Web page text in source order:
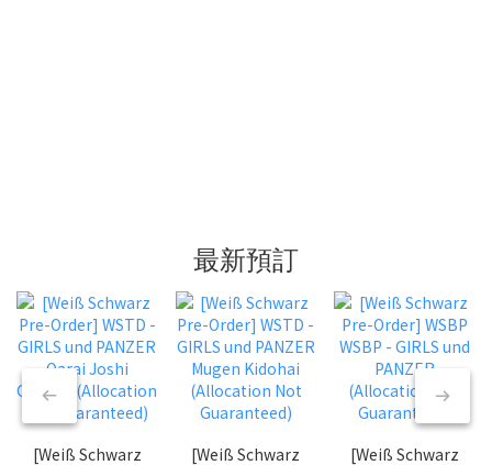
最新預訂
[Weiß Schwarz
[Weiß Schwarz
[Weiß Schwarz